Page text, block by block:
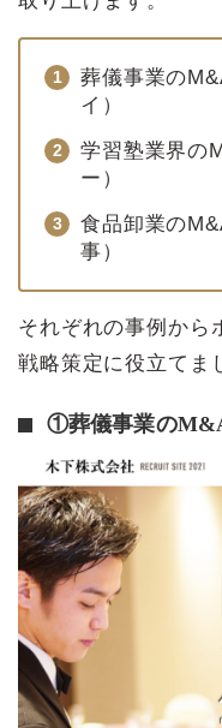
葬儀事業の
イ）
学習塾業界の
ー）
食品卸業の
事）
それぞれの事例から
戦略策定に役立てま
①葬儀事業の